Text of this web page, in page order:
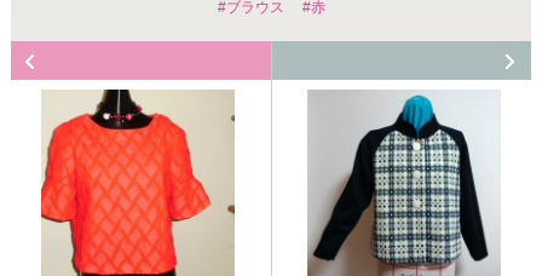
ブラウス 赤